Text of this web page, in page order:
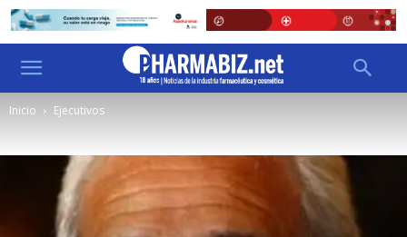
Inicio Ejecutivos